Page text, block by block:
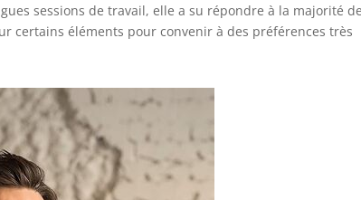
sessions de travail, elle a su répondre à la majorité
certains éléments pour convenir à des préférences très